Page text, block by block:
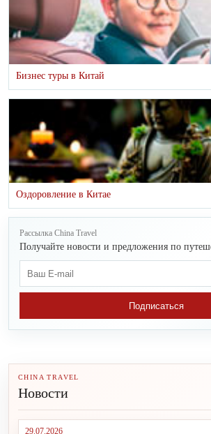
Бизнес туры в Китай
Оздоровление в Китае
Рассылка China Travel
Получайте новости и предложения по
Подписаться
CHINA TRAVEL
Новости
29.07.2026